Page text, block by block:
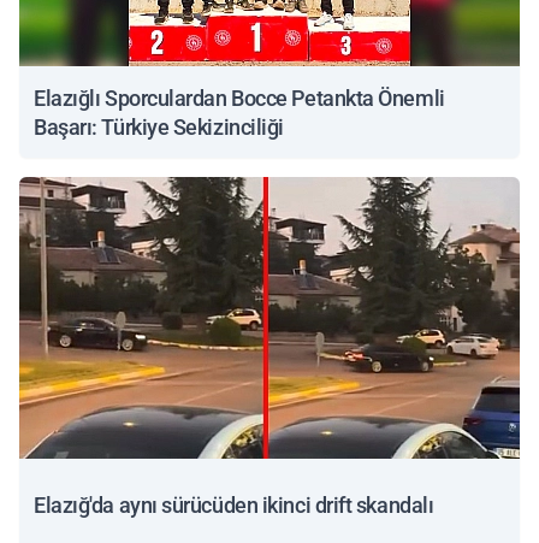
Elazığlı Sporculardan Bocce Petankta Önemli
Başarı: Türkiye Sekizinciliği
Elazığ'da aynı sürücüden ikinci drift skandalı